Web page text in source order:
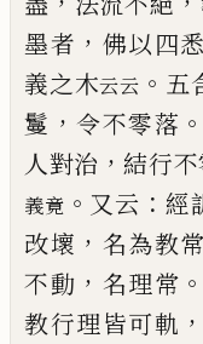
墨者 ， 佛以四
義之木云云 。 五
鬘 ，令不零落 。
人對治 ，結行
義竟 。 又云 ： 經
改壞 ， 名為教常
不動 ， 名理常 。
教行理皆可軌 ，